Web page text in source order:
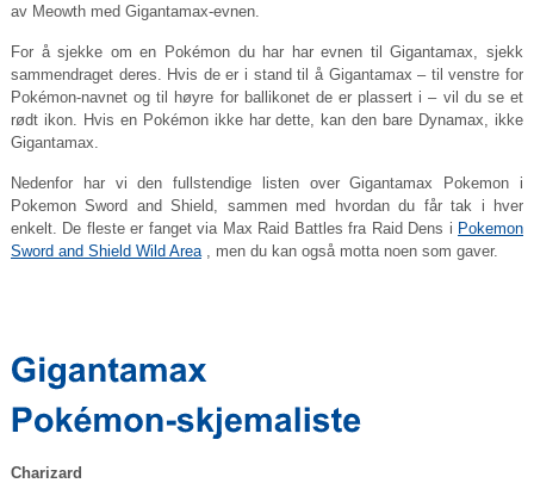
av Meowth med Gigantamax-evnen.
For å sjekke om en Pokémon du har har evnen til Gigantamax, sjekk
sammendraget deres. Hvis de er i stand til å Gigantamax – til venstre for
Pokémon-navnet og til høyre for ballikonet de er plassert i – vil du se et
rødt ikon. Hvis en Pokémon ikke har dette, kan den bare Dynamax, ikke
Gigantamax.
Nedenfor har vi den fullstendige listen over Gigantamax Pokemon i
Pokemon Sword and Shield, sammen med hvordan du får tak i hver
enkelt. De fleste er fanget via Max Raid Battles fra Raid Dens i Pokemon
Sword and Shield Wild Area, men du kan også motta noen som gaver.
Charizard